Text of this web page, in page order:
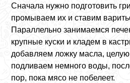
Сначала нужно подготовить
промываем их и ставим
Параллельно занимаемся
крупные куски и кладем в
добавляем ложку масла, целую
подливаем немного воды,
пор, пока мясо не побелеет.